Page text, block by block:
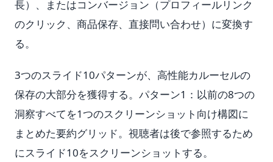
長）、またはコンバージョン（プロフィールリンク
のクリック、商品保存、直接問い合わせ）に変換す
る。
3つのスライド10パターンが、高性能カルーセルの
保存の大部分を獲得する。パターン1：以前の8つの
洞察すべてを1つのスクリーンショット向け構図に
まとめた要約グリッド。視聴者は後で参照するため
にスライド10をスクリーンショットする。